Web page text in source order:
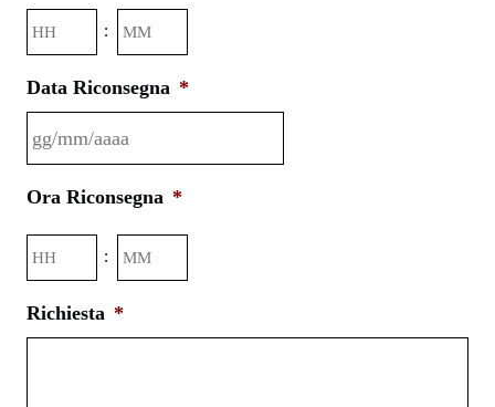
MM
slash
:
Ore Minuti
Data Riconsegna *
slash
MM
slash
Ora Riconsegna *
:
Ore Minuti
Richiesta *